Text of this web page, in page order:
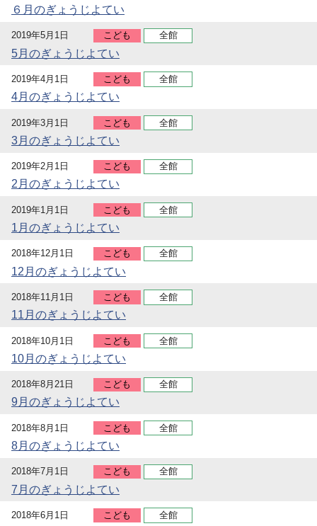
６月のぎょうじよてい
2019年5月1日 こども 全館
5月のぎょうじよてい
2019年4月1日 こども 全館
4月のぎょうじよてい
2019年3月1日 こども 全館
3月のぎょうじよてい
2019年2月1日 こども 全館
2月のぎょうじよてい
2019年1月1日 こども 全館
1月のぎょうじよてい
2018年12月1日 こども 全館
12月のぎょうじよてい
2018年11月1日 こども 全館
11月のぎょうじよてい
2018年10月1日 こども 全館
10月のぎょうじよてい
2018年8月21日 こども 全館
9月のぎょうじよてい
2018年8月1日 こども 全館
8月のぎょうじよてい
2018年7月1日 こども 全館
7月のぎょうじよてい
2018年6月1日 こども 全館